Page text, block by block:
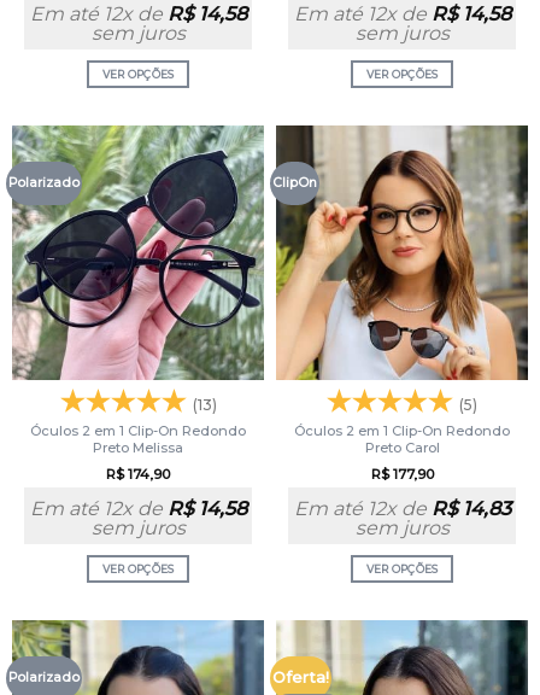
Em até 12x de R$14,58
sem juros
VER OPÇÕES
Em até 12x de R$14,58
sem juros
VER OPÇÕES
Polarizado
(13)
Óculos 2 em 1 Clip-On Redondo
Preto Melissa
R$174,90
Em até 12x de R$14,58
sem juros
VER OPÇÕES
ClipOn
(5)
Óculos 2 em 1 Clip-On Redondo
Preto Carol
R$177,90
Em até 12x de R$14,83
sem juros
VER OPÇÕES
Polarizado Oferta!